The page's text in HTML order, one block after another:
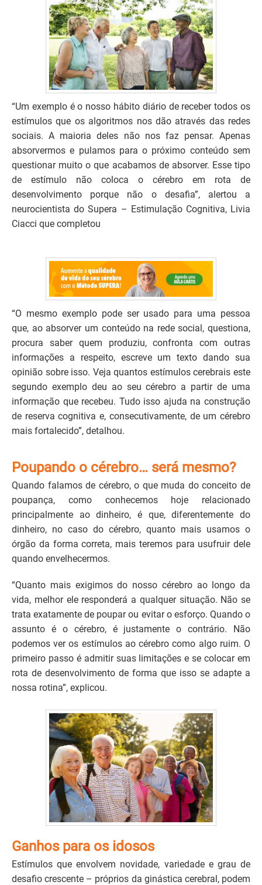
“Um exemplo é o nosso hábito diário de receber todos os
estímulos que os algoritmos nos dão através das redes
sociais. A maioria deles não nos faz pensar. Apenas
absorvermos e pulamos para o próximo conteúdo sem
questionar muito o que acabamos de absorver. Esse tipo
de estímulo não coloca o cérebro em rota de
desenvolvimento porque não o desafia”, alertou a
neurocientista do Supera – Estimulação Cognitiva, Livia
Ciacci que completou
“O mesmo exemplo pode ser usado para uma pessoa
que, ao absorver um conteúdo na rede social, questiona,
procura saber quem produziu, confronta com outras
informações a respeito, escreve um texto dando sua
opinião sobre isso. Veja quantos estímulos cerebrais este
segundo exemplo deu ao seu cérebro a partir de uma
informação que recebeu. Tudo isso ajuda na construção
de reserva cognitiva e, consecutivamente, de um cérebro
mais fortalecido”, detalhou.
Poupando o cérebro… será mesmo?
Quando falamos de cérebro, o que muda do conceito de
poupança, como conhecemos hoje relacionado
principalmente ao dinheiro, é que, diferentemente do
dinheiro, no caso do cérebro, quanto mais usamos o
órgão da forma correta, mais teremos para usufruir dele
quando envelhecermos.
“Quanto mais exigimos do nosso cérebro ao longo da
vida, melhor ele responderá a qualquer situação. Não se
trata exatamente de poupar ou evitar o esforço. Quando o
assunto é o cérebro, é justamente o contrário. Não
podemos ver os estímulos ao cérebro como algo ruim. O
primeiro passo é admitir suas limitações e se colocar em
rota de desenvolvimento de forma que isso se adapte a
nossa rotina”, explicou.
Ganhos para os idosos
Estímulos que envolvem novidade, variedade e grau de
desafio crescente – próprios da ginástica cerebral, podem